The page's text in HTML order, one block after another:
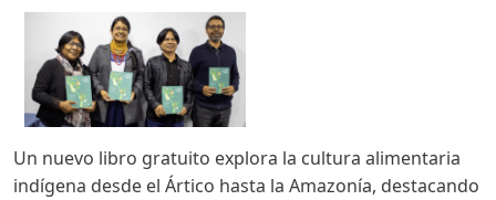
Un nuevo libro gratuito explora la cultura alimentaria
indígena desde el Ártico hasta la Amazonía, destacando